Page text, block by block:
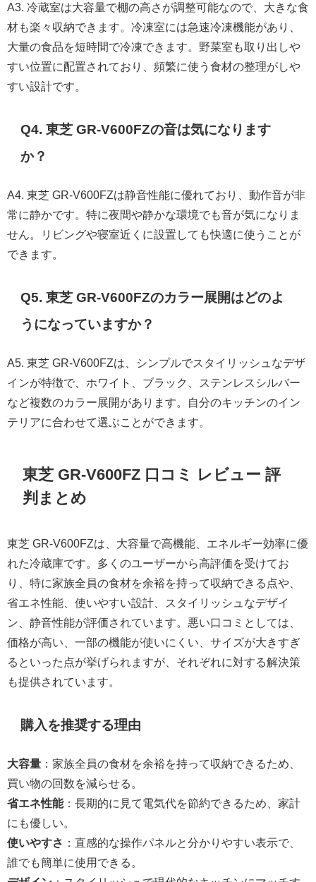
A3. 冷蔵室は大容量で棚の高さが調整可能なので、大きな食
材も楽々収納できます。冷凍室には急速冷凍機能があり、
大量の食品を短時間で冷凍できます。野菜室も取り出しや
すい位置に配置されており、頻繁に使う食材の整理がしや
すい設計です。
Q4. 東芝 GR-V600FZの音は気になります
か？
A4. 東芝 GR-V600FZは静音性能に優れており、動作音が非
常に静かです。特に夜間や静かな環境でも音が気になりま
せん。リビングや寝室近くに設置しても快適に使うことが
できます。
Q5. 東芝 GR-V600FZのカラー展開はどのよ
うになっていますか？
A5. 東芝 GR-V600FZは、シンプルでスタイリッシュなデザ
インが特徴で、ホワイト、ブラック、ステンレスシルバー
など複数のカラー展開があります。自分のキッチンのイン
テリアに合わせて選ぶことができます。
東芝 GR-V600FZ 口コミ レビュー 評
判まとめ
東芝 GR-V600FZは、大容量で高機能、エネルギー効率に優
れた冷蔵庫です。多くのユーザーから高評価を受けてお
り、特に家族全員の食材を余裕を持って収納できる点や、
省エネ性能、使いやすい設計、スタイリッシュなデザイ
ン、静音性能が評価されています。悪い口コミとしては、
価格が高い、一部の機能が使いにくい、サイズが大きすぎ
るといった点が挙げられますが、それぞれに対する解決策
も提供されています。
購入を推奨する理由
大容量 ：家族全員の食材を余裕を持って収納できるため、
買い物の回数を減らせる。
省エネ性能：長期的に見て電気代を節約できるため、家計
にも優しい。
使いやすさ ：直感的な操作パネルと分かりやすい表示で、
誰でも簡単に使用できる。